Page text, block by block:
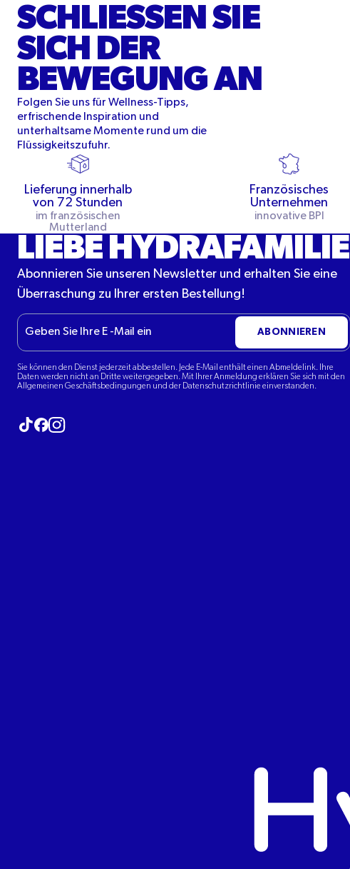
SCHLIESSEN SIE S
ICH DER B
EWEGUNG AN
Folgen Sie uns für Wellness-Tipps,
erfrischende Inspiration und
unterhaltsame Momente rund um die
Flüssigkeitszufuhr.
Lieferung innerhalb
von 72 Stunden
im französischen
Mutterland
Französisches
Unternehmen
innovative BPI
LIEBE HYDRAFAMILIE
Abonnieren Sie unseren Newsletter und erhalten Sie eine
Überraschung zu Ihrer ersten Bestellung!
E-
ABONNIEREN
Sie können den Dienst jederzeit abbestellen. Jede E-Mail enthält einen Abmeldelink. Ihre
Daten werden nicht an Dritte weitergegeben. Mit Ihrer Anmeldung erklären Sie sich mit den
Allgemeinen Geschäftsbedingungen und der Datenschutzrichtlinie einverstanden.
Besuchen Sie unseren Tiktok
Besuchen Sie unser Facebook